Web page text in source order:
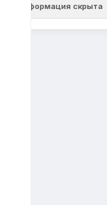
Информация скрыта